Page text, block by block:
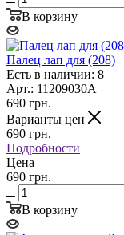
В корзину
Палец лап для (208)
Есть в наличии: 8
Арт.: 11209030A
690 грн.
Варианты цен
690 грн.
Подробности
Цена
690 грн.
В корзину